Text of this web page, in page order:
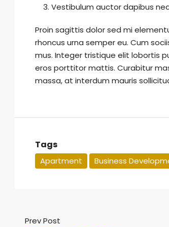
Vestibulum auctor dapibus
Proin sagittis dolor sed mi
rhoncus urna semper eu. Cum
mus. Integer tristique elit lobortis
eros porttitor mattis. Curabitur
massa, at interdum mauris
Tags
Apartment Business
Prev Post